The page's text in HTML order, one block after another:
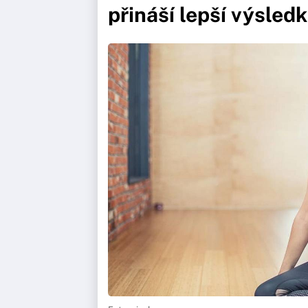
přináší lepší